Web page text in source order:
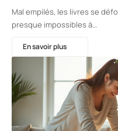
Mal empilés, les livres se
presque impossibles à…
En savoir plus